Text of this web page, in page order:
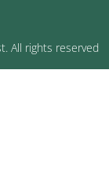
All rights reserved